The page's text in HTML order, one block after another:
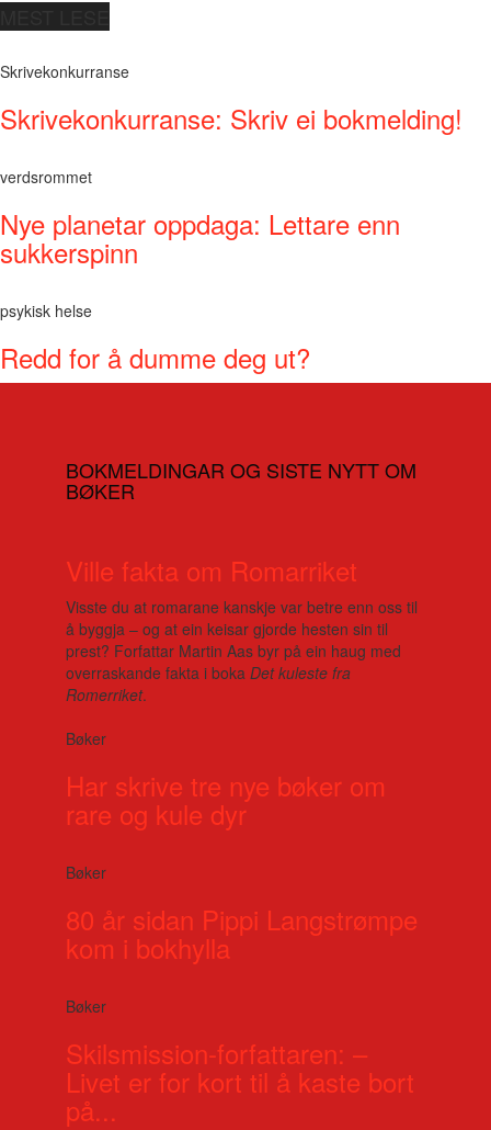
Skrivekonkurranse
Skrivekonkurranse: Skriv ei bokmelding!
verdsrommet
Nye planetar oppdaga: Lettare enn
sukkerspinn
psykisk helse
Redd for å dumme deg ut?
BOKMELDINGAR OG SISTE NYTT OM
BØKER
Ville fakta om Romarriket
Visste du at romarane kanskje var betre enn oss til
å byggja – og at ein keisar gjorde hesten sin til
prest? Forfattar Martin Aas byr på ein haug med
overraskande fakta i boka Det kuleste fra
Romerriket.
Bøker
Har skrive tre nye bøker om
rare og kule dyr
Bøker
80 år sidan Pippi Langstrømpe
kom i bokhylla
Bøker
Skilsmission-forfattaren: –
Livet er for kort til å kaste bort
på...